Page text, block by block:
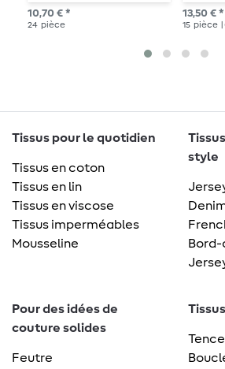
10,70 € *
24 pièce
13,50 € *
15 pièce
Tissus pour le quotidien
Tissus en coton
Tissus en lin
Tissus en viscose
Tissus imperméables
Mousseline
style
Pour des idées de
couture solides
Feutre